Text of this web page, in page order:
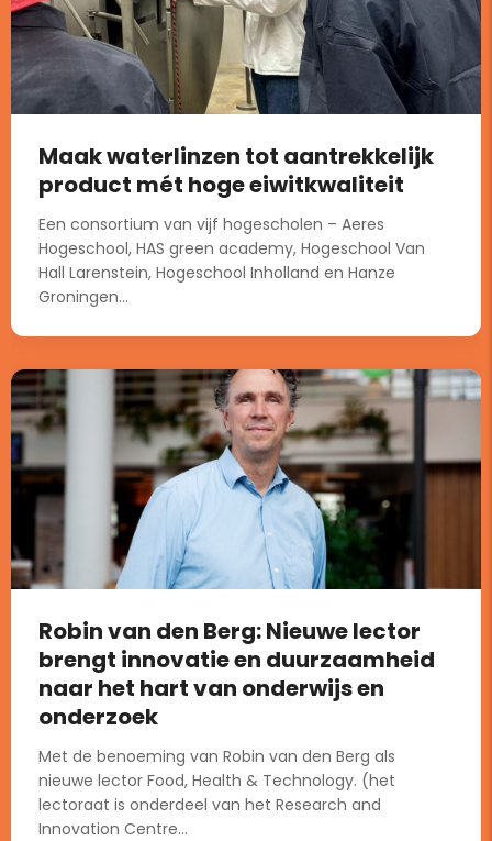
Maak waterlinzen tot aantrekkelijk
product mét hoge eiwitkwaliteit
Een consortium van vijf hogescholen – Aeres
Hogeschool, HAS green academy, Hogeschool Van
Hall Larenstein, Hogeschool Inholland en Hanze
Groningen...
Robin van den Berg: Nieuwe lector
brengt innovatie en duurzaamheid
naar het hart van onderwijs en
onderzoek
Met de benoeming van Robin van den Berg als
nieuwe lector Food, Health & Technology. (het
lectoraat is onderdeel van het Research and
Innovation Centre...